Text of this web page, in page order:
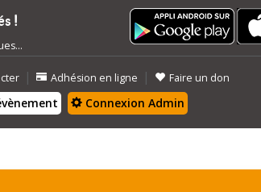
!
| Adhésion en ligne | Faire un don
Connexion Admin